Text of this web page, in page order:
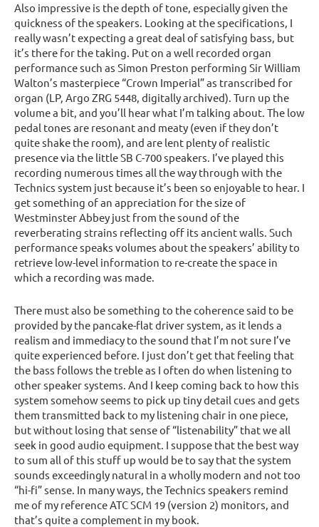
Also impressive is the depth of tone, especially given the
quickness of the speakers. Looking at the specifications, I
really wasn’t expecting a great deal of satisfying bass, but
it’s there for the taking. Put on a well recorded organ
performance such as Simon Preston performing Sir William
Walton’s masterpiece “Crown Imperial” as transcribed for
organ (LP, Argo ZRG 5448, digitally archived). Turn up the
volume a bit, and you’ll hear what I’m talking about. The low
pedal tones are resonant and meaty (even if they don’t
quite shake the room), and are lent plenty of realistic
presence via the little SB C-700 speakers. I’ve played this
recording numerous times all the way through with the
Technics system just because it’s been so enjoyable to hear. I
get something of an appreciation for the size of
Westminster Abbey just from the sound of the
reverberating strains reflecting off its ancient walls. Such
performance speaks volumes about the speakers’ ability to
retrieve low-level information to re-create the space in
which a recording was made.
There must also be something to the coherence said to be
provided by the pancake-flat driver system, as it lends a
realism and immediacy to the sound that I’m not sure I’ve
quite experienced before. I just don’t get that feeling that
the bass follows the treble as I often do when listening to
other speaker systems. And I keep coming back to how this
system somehow seems to pick up tiny detail cues and gets
them transmitted back to my listening chair in one piece,
but without losing that sense of “listenability” that we all
seek in good audio equipment. I suppose that the best way
to sum all of this stuff up would be to say that the system
sounds exceedingly natural in a wholly modern and not too
“hi-fi” sense. In many ways, the Technics speakers remind
me of my reference ATC SCM 19 (version 2) monitors, and
that’s quite a complement in my book.